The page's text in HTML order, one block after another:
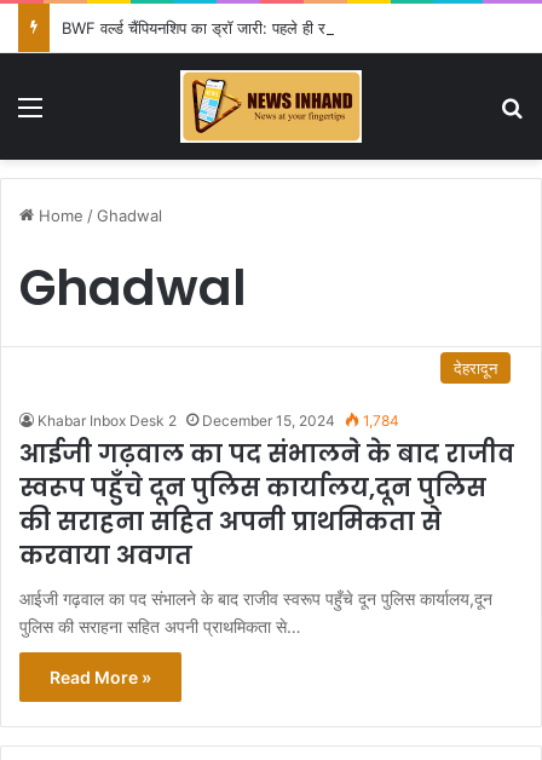
Menu
Home /Ghadwal
Ghadwal
देहरादून
Khabar Inbox Desk 2 December 15, 2024 1,784
आईजी गढ़वाल का पद संभालने के बाद राजीव
स्वरूप पहुँचे दून पुलिस कार्यालय,दून पुलिस
की सराहना सहित अपनी प्राथमिकता से
करवाया अवगत
आईजी गढ़वाल का पद संभालने के बाद राजीव स्वरूप पहुँचे दून पुलिस कार्यालय,दून
पुलिस की सराहना सहित अपनी प्राथमिकता से…
Read More »